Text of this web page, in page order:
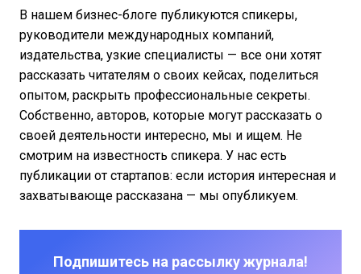
В нашем бизнес-блоге публикуются спикеры,
руководители международных компаний,
издательства, узкие специалисты — все они хотят
рассказать читателям о своих кейсах, поделиться
опытом, раскрыть профессиональные секреты.
Собственно, авторов, которые могут рассказать о
своей деятельности интересно, мы и ищем. Не
смотрим на известность спикера. У нас есть
публикации от стартапов: если история интересная и
захватывающе рассказана — мы опубликуем.
Подпишитесь на рассылку журнала!